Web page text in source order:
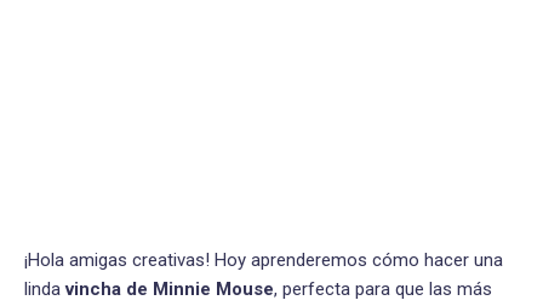
¡Hola amigas creativas! Hoy aprenderemos cómo hacer una
lindavincha de Minnie Mouse, perfecta para que las más